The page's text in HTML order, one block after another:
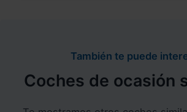
También te puede
Coches de ocasión